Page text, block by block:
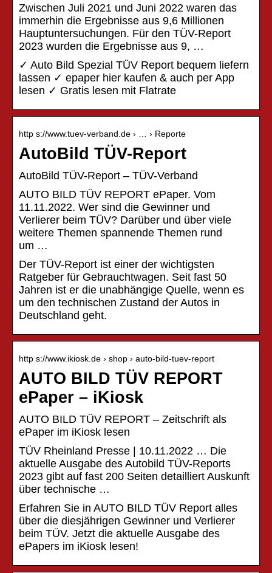
Zwischen Juli 2021 und Juni 2022 waren das
immerhin die Ergebnisse aus 9,6 Millionen
Hauptuntersuchungen. Für den TÜV-Report
2023 wurden die Ergebnisse aus 9, …
✓ Auto Bild Spezial TÜV Report bequem liefern
lassen ✓ epaper hier kaufen & auch per App
lesen ✓ Gratis lesen mit Flatrate
http s://www.tuev-verband.de › … › Reporte
AutoBild TÜV-Report
AutoBild TÜV-Report – TÜV-Verband
AUTO BILD TÜV REPORT ePaper. Vom
11.11.2022. Wer sind die Gewinner und
Verlierer beim TÜV? Darüber und über viele
weitere Themen spannende Themen rund
um …
Der TÜV-Report ist einer der wichtigsten
Ratgeber für Gebrauchtwagen. Seit fast 50
Jahren ist er die unabhängige Quelle, wenn es
um den technischen Zustand der Autos in
Deutschland geht.
http s://www.ikiosk.de › shop › auto-bild-tuev-report
AUTO BILD TÜV REPORT
ePaper – iKiosk
AUTO BILD TÜV REPORT – Zeitschrift als
ePaper im iKiosk lesen
TÜV Rheinland Presse | 10.11.2022 … Die
aktuelle Ausgabe des Autobild TÜV-Reports
2023 gibt auf fast 200 Seiten detailliert Auskunft
über technische …
Erfahren Sie in AUTO BILD TÜV Report alles
über die diesjährigen Gewinner und Verlierer
beim TÜV. Jetzt die aktuelle Ausgabe des
ePapers im iKiosk lesen!